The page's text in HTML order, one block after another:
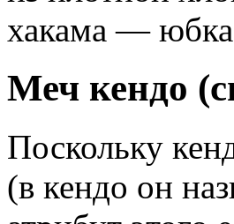
хакама —
Меч кендо
Поскольку
(в кендо он